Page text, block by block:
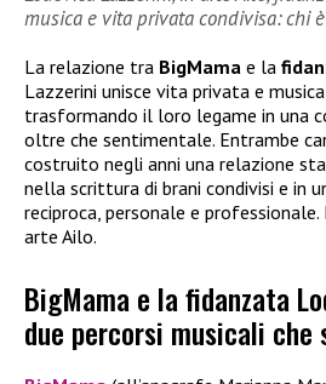
musica e vita privata condivisa: chi
La relazione tra BigMama e la
Lazzerini unisce vita privata e
trasformando il loro legame in una
oltre che sentimentale. Entrambe
costruito negli anni una relazione
nella scrittura di brani condivisi e in
reciproca, personale e professionale.
arte Ailo.
BigMama e la fidanzata
due percorsi musicali che